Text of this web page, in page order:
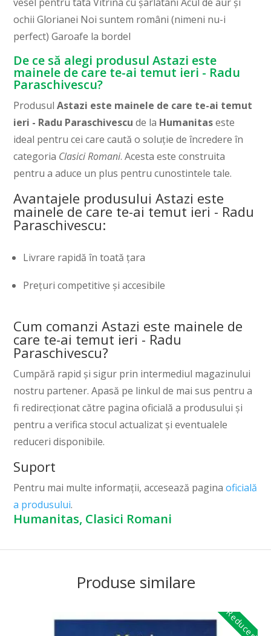
ochii Glorianei Noi suntem români (nimeni nu-i
perfect) Garoafe la bordel
De ce să alegi produsul Astazi este
mainele de care te-ai temut ieri - Radu
Paraschivescu?
ProdusulAstazi este mainele de care te-ai temut
ieri - Radu Paraschivescu de la Humanitaseste
ideal pentru cei care caută o soluție de încredere în
categoria Clasici Romani. Acesta este construita
pentru a aduce un plus pentru cunostintele tale.
Avantajele produsului Astazi este
mainele de care te-ai temut ieri - Radu
Paraschivescu:
Livrare rapidă în toată țara
Prețuri competitive și accesibile
Cum comanzi Astazi este mainele de
care te-ai temut ieri - Radu
Paraschivescu?
Cumpără rapid și sigur prin intermediul magazinului
nostru partener. Apasă pe linkul de mai sus pentru a
fi redirecționat către pagina oficială a produsului și
pentru a verifica stocul actualizat și eventualele
reduceri disponibile.
Suport
Pentru mai multe informații, accesează paginaoficială
a produsului.
Humanitas, Clasici Romani
Produse similare
Reduceri!